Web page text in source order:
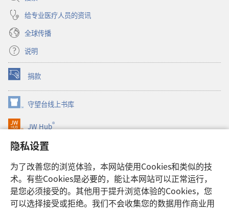
隐私设置
为了改善您的浏览体验，本网站使用Cookies和类似的技
术。有些Cookies是必要的，能让本网站可以正常运行，
是您必须接受的。其他用于提升浏览体验的Cookies，您
可以选择接受或拒绝。我们不会收集您的数据用作商业用
给专业医疗人员的资讯
全球传播
说明
捐款
（打
开
新
窗
口）
守望台线上书库
（打
开
新
口）
JW Hub®
（打
开
新
窗
口）
JW Library®
Watchtower Library